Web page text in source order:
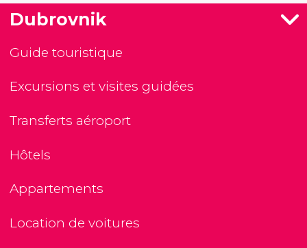
Dubrovnik
Guide touristique
Excursions et visites guidées
Transferts aéroport
Hôtels
Appartements
Location de voitures